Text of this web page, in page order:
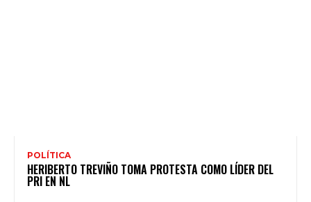
POLÍTICA
HERIBERTO TREVIÑO TOMA PROTESTA COMO LÍDER DEL
PRI EN NL